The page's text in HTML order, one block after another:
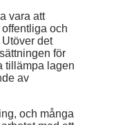
vara att
och
det
för
tillämpa lagen
av
och många